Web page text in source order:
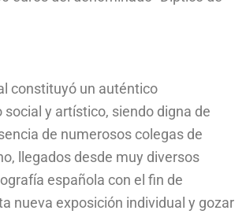
constituyó un auténtico
y artístico, siendo digna de
de numerosos colegas de
llegados desde muy diversos
española con el fin de
nueva exposición individual y gozar